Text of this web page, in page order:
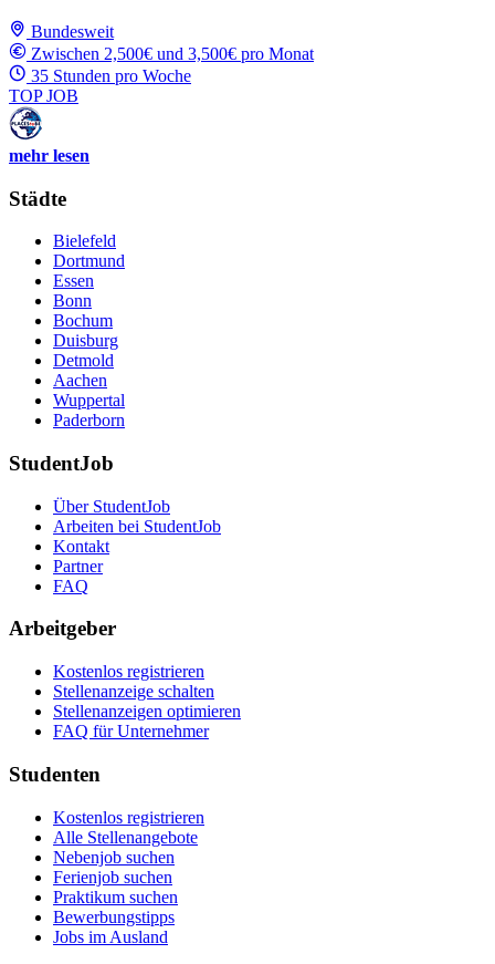
Bundesweit
Zwischen 2,500€ und 3,500€ pro Monat
35 Stunden pro Woche
TOP JOB
mehr lesen
Städte
Bielefeld
Dortmund
Essen
Bonn
Bochum
Duisburg
Detmold
Aachen
Wuppertal
Paderborn
StudentJob
Über StudentJob
Arbeiten bei StudentJob
Kontakt
Partner
FAQ
Arbeitgeber
Kostenlos registrieren
Stellenanzeige schalten
Stellenanzeigen optimieren
FAQ für Unternehmer
Studenten
Kostenlos registrieren
Alle Stellenangebote
Nebenjob suchen
Ferienjob suchen
Praktikum suchen
Bewerbungstipps
Jobs im Ausland